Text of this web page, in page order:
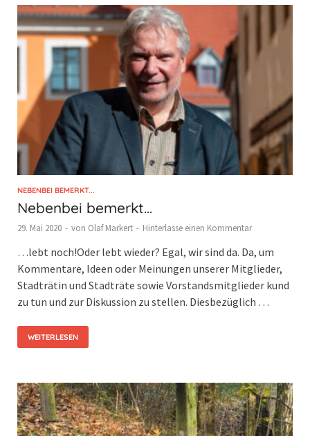
NEBENBEI BEMERKT...
Nebenbei bemerkt…
29. Mai 2020 - von Olaf Markert - Hinterlasse einen Kommentar
…lebt noch!Oder lebt wieder? Egal, wir sind da. Da, um
Kommentare, Ideen oder Meinungen unserer Mitglieder,
Stadträtin und Stadträte sowie Vorstandsmitglieder kund
zu tun und zur Diskussion zu stellen. Diesbezüglich …
WEITERLESEN